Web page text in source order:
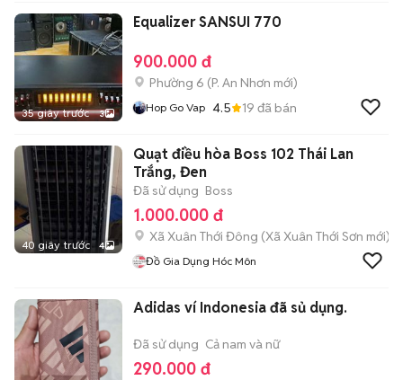
35 giây trước 3
Equalizer SANSUI 770
900.000 đ
Phường 6 (P. An Nhơn mới)
Hop Go Vap 4.5 19 đã bán
40 giây trước 4
Quạt điều hòa Boss 102 Thái Lan
Trắng, Đen
Đã sử dụng Boss
1.000.000 đ
Xã Xuân Thới Đông (Xã Xuân Thới Sơn mới)
Đồ Gia Dụng Hóc Môn
Adidas ví Indonesia đã sủ dụng.
Đã sử dụng Cả nam và nữ
290.000 đ